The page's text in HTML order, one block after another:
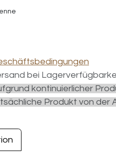
bei
kontinuierlicher
Produkt von der